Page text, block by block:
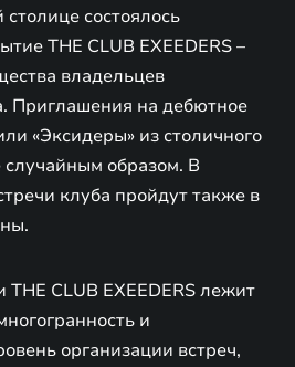
состоялось
THE CLUB EXEEDERS –
владельцев
Приглашения на дебютное
«Эксидеры» из столичного
образом. В
клуба пройдут также в
CLUB EXEEDERS лежит
и
организации встреч,